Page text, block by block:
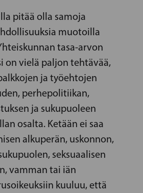
pitää olla samoja
muotoilla
tasa-arvon
on vielä paljon tehtävää,
ja työehtojen
perhepolitiikan,
ja sukupuoleen
osalta. Ketään ei saa
alkuperän, uskonnon,
seksuaalisen
vamman tai iän
kuuluu, että